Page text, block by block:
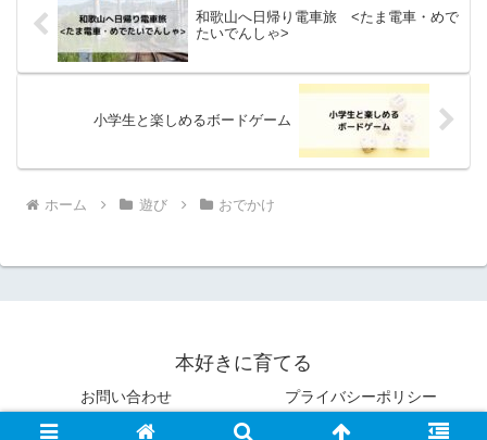
和歌山へ日帰り電車旅 <たま電車・めで
たいでんしゃ>
小学生と楽しめるボードゲーム
ホーム 遊び おでかけ
本好きに育てる
お問い合わせ プライバシーポリシー
© 2019 本好きに育てる.